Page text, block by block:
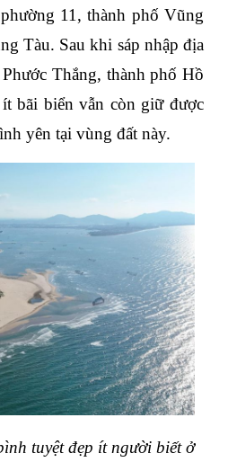
11, thành phố Vũng
Tàu. Sau khi sáp nhập địa
Thắng, thành phố Hồ
bãi biển vẫn còn giữ được
yên tại vùng đất này.
tuyệt đẹp ít người biết ở